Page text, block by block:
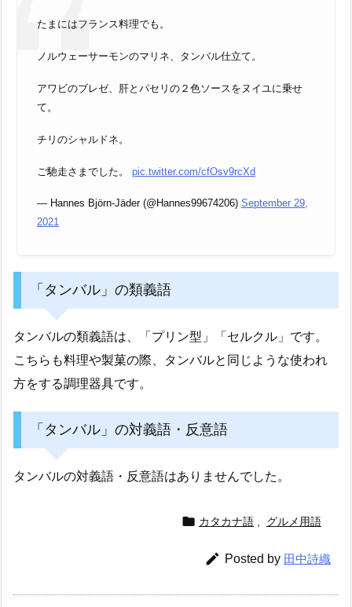
たまにはフランス料理でも。
ノルウェーサーモンのマリネ、タンバル仕立て。
アワビのブレゼ、肝とパセリの２色ソースをヌイユに乗せ
て。
チリのシャルドネ。
ご馳走さまでした。 pic.twitter.com/cfOsv9rcXd
— Hannes Björn-Jäder (@Hannes99674206) September 29,
2021
「タンバル」の類義語
タンバルの類義語は、「プリン型」「セルクル」です。
こちらも料理や製菓の際、タンバルと同じような使われ
方をする調理器具です。
「タンバル」の対義語・反意語
タンバルの対義語・反意語はありませんでした。
 カタカナ語 グルメ用語
 Posted by 田中詩織